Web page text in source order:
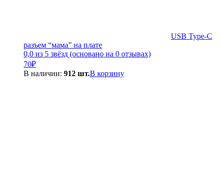
USB Type-C
разъем “мама” на плате
0,0 из 5 звёзд (основано на 0 отзывах)
70₽
В наличии: 912 шт.В корзину